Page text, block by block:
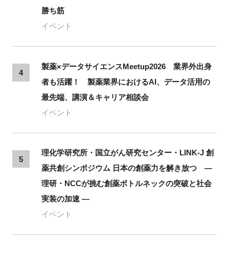
勝ち筋
イベント
4
製薬×データサイエンスMeetup2026 業界外出身
者も活躍！ 製薬業界におけるAI、データ活用の
最先端、講演＆キャリア相談会
イベント
5
理化学研究所・国立がん研究センター・LINK-J 創
薬共創シンポジウム 日本の創薬力を解き放つ ―
理研・NCCが挑む創薬ボトルネックの突破と社会
実装の加速 ―
イベント